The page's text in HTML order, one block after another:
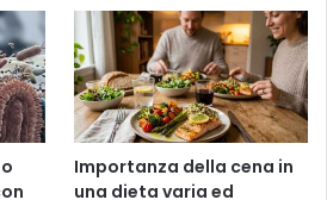
Importanza della cena in
una dieta varia ed